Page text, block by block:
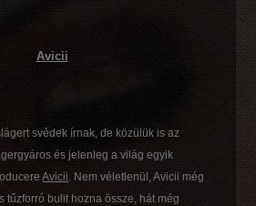
Avicii
svédek írnak, de közülük is az
és jelenleg a világ egyik
Avicii. Nem véletlenül, Avicii még
tűzforró bulit hozna össze, hát még